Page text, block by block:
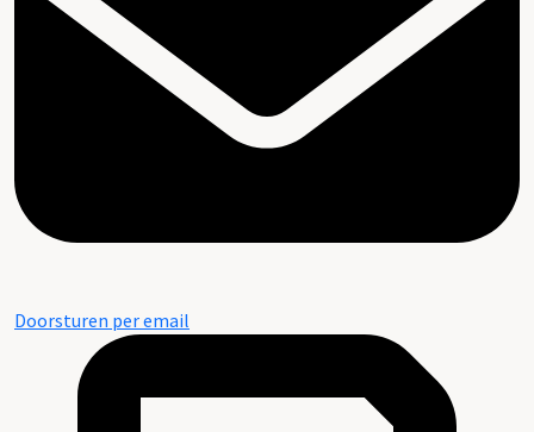
Doorsturen per email